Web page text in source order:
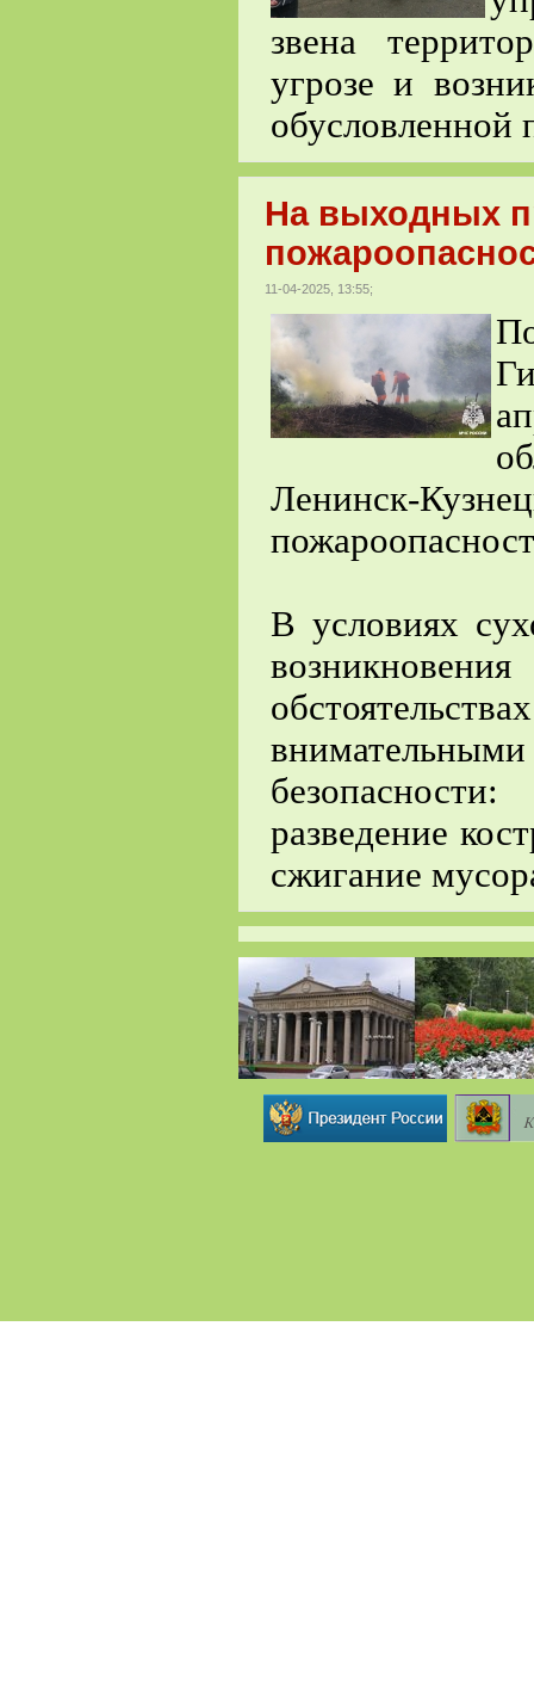
звена
угрозе и
обусловленной
На выходных
11-04-2025, 13:55;
Ленинск-
В условиях
разведение
сжигание